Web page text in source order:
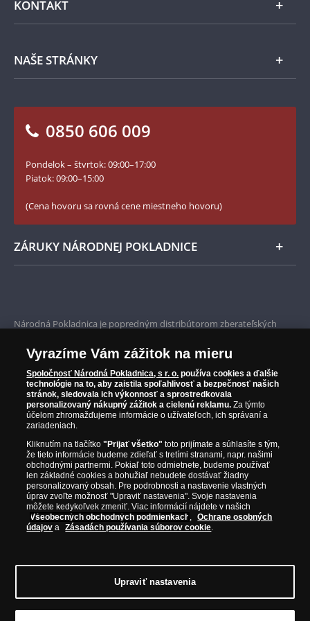
100. výročie vzniku Česko-Slovenska
Ochrana osobných údajov
Numizmatické novinky
KONTAKT
Napíšte nám
NAŠE STRÁNKY
Blog Pokladnica mincí
Facebook Národnej Pokladnice
YouTube Národnej Pokladnice
0850 606 009
Pondelok – štvrtok: 09:00–17:00
Piatok: 09:00–15:00
(Cena hovoru sa rovná cene miestneho hovoru)
ZÁRUKY NÁRODNEJ POKLADNICE
Iba originálne produkty
Národná Pokladnica je popredným distribútorom zberateľských
od roku 2010.
Národná Pokladnica je oficiálnym distribútorom numizmatických
emisií z viac ako 50 krajín, vrátane známych mincovní a emitentov
ako je Britská kráľovská mincovňa, Kráľovská kanadská mincovňa,
Parížska mincovňa, Nórska mincovňa, Fínska mincovňa alebo
Austrálska mincovňa Perth. Spoločnosť svojim zákazníkom a
zberateľom garantuje, že všetky produkty sú v originálnej a v
autentickosti.
Vyrazíme Vám zážitok na mieru
Spoločnosť Národná Pokladnica, s r. o. používa cookies a ďalšie
technológie na to, aby zaistila spoľahlivosť a bezpečnosť našich
stránok, sledovala ich výkonnosť a sprostredkovala
personalizovaný nákupný zážitok a cielenú reklamu. Za týmto
účelom zhromažďujeme informácie o užívateľoch, ich správaní a
zariadeniach.
Kliknutím na tlačítko"Prijať všetko" toto prijímate a súhlasíte s tým,
že tieto informácie budeme zdieľať s tretími stranami, napr. našimi
obchodnými partnermi. Pokiaľ toto odmietnete, budeme používať
len základné cookies a bohužiaľ nebudete dostávať žiadny
personalizovaný obsah. Pre podrobnosti a nastavenie vlastných
úprav zvoľte možnosť "Upraviť nastavenia". Svoje nastavenia
môžete kedykoľvek zmeniť. Viac informácií nájdete v našich
Všeobecných obchodných podmienkach ,
Ochrane osobných
údajov a Zásadách používania súborov cookie.
Upraviť nastavenia